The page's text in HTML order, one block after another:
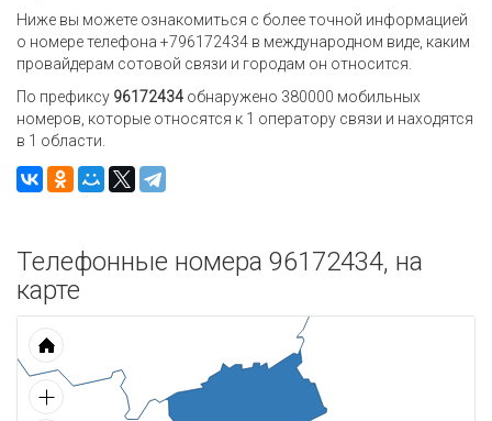
Ниже вы можете ознакомиться с более точной информацией
о номере телефона +796172434 в международном виде, каким
провайдерам сотовой связи и городам он относится.
По префиксу 96172434 обнаружено 380000 мобильных
номеров, которые относятся к 1 оператору связи и находятся
в 1 области.
Телефонные номера 96172434, на
карте